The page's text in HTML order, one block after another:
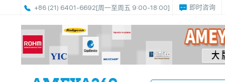
+86 (21) 6401-6692[周一至周五 9:00-18:00] 即时咨询